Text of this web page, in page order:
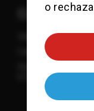
Contacto
Calle Mandri 3-9
615 832 107
o